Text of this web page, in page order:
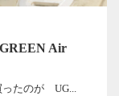
Air
ったのが UG...